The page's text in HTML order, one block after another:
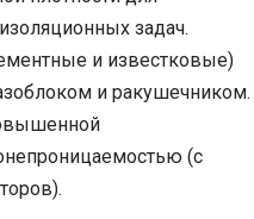
задач.
и известковые)
и ракушечником.
(с